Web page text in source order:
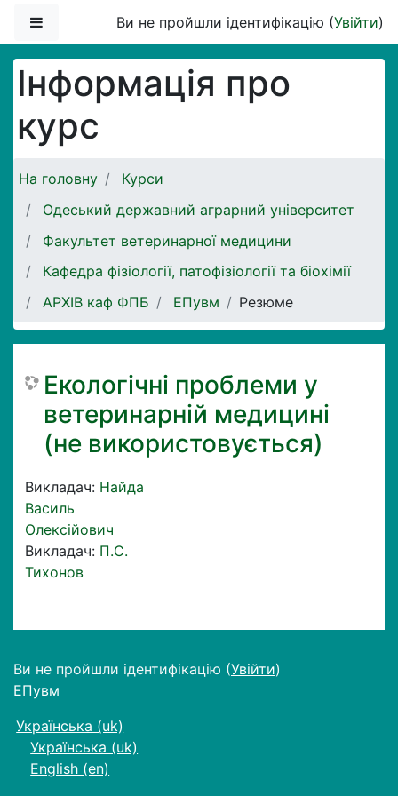
Бокова панельВи не пройшли ідентифікацію (Увійти)
Інформація про
курс
На головну
Курси
Одеський державний аграрний університет
Факультет ветеринарної медицини
Кафедра фізіології, патофізіології та біохімії
АРХІВ каф ФПБ
ЕПувм Резюме
Екологічні проблеми у
ветеринарній медицині
(не використовується)
Викладач: Найда
Василь
Олексійович
Викладач: П.С.
Тихонов
Ви не пройшли ідентифікацію (Увійти)
ЕПувм
Українська ‎(uk)‎
Українська ‎(uk)‎
English ‎(en)‎